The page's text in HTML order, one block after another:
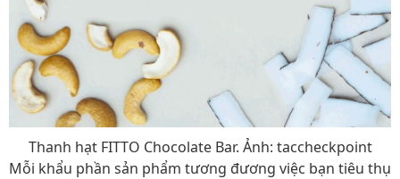
Thanh hạt FITTO Chocolate Bar. Ảnh: taccheckpoint
Mỗi khẩu phần sản phẩm tương đương việc bạn tiêu thụ